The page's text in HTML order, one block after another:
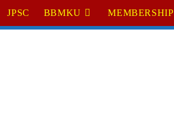
JPSC BBMKU MEMBERSHIP